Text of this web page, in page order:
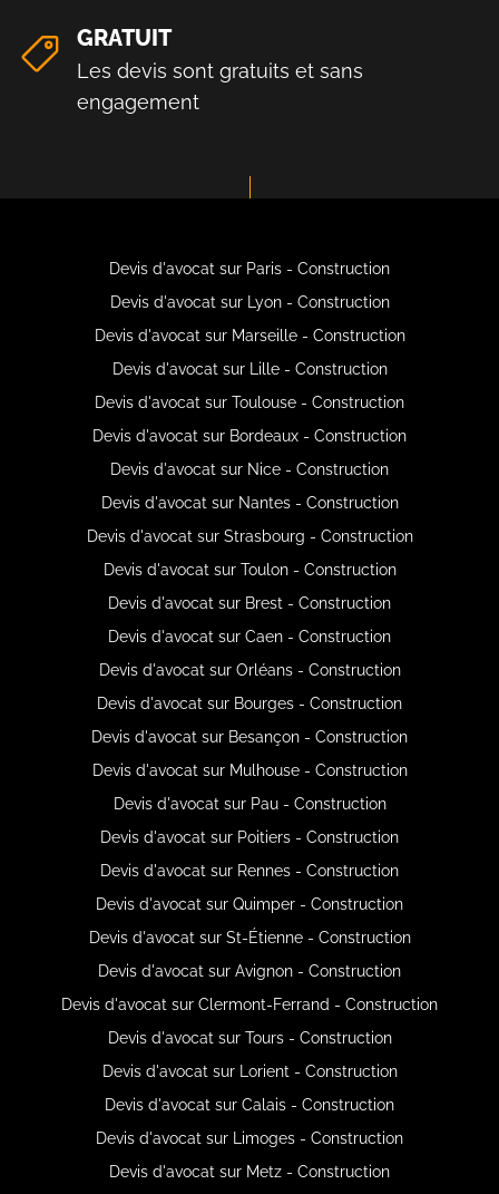
GRATUIT
Les devis sont gratuits et sans
engagement
Devis d'avocat sur Paris - Construction
Devis d'avocat sur Lyon - Construction
Devis d'avocat sur Marseille - Construction
Devis d'avocat sur Lille - Construction
Devis d'avocat sur Toulouse - Construction
Devis d'avocat sur Bordeaux - Construction
Devis d'avocat sur Nice - Construction
Devis d'avocat sur Nantes - Construction
Devis d'avocat sur Strasbourg - Construction
Devis d'avocat sur Toulon - Construction
Devis d'avocat sur Brest - Construction
Devis d'avocat sur Caen - Construction
Devis d'avocat sur Orléans - Construction
Devis d'avocat sur Bourges - Construction
Devis d'avocat sur Besançon - Construction
Devis d'avocat sur Mulhouse - Construction
Devis d'avocat sur Pau - Construction
Devis d'avocat sur Poitiers - Construction
Devis d'avocat sur Rennes - Construction
Devis d'avocat sur Quimper - Construction
Devis d'avocat sur St-Étienne - Construction
Devis d'avocat sur Avignon - Construction
Devis d'avocat sur Clermont-Ferrand - Construction
Devis d'avocat sur Tours - Construction
Devis d'avocat sur Lorient - Construction
Devis d'avocat sur Calais - Construction
Devis d'avocat sur Limoges - Construction
Devis d'avocat sur Metz - Construction